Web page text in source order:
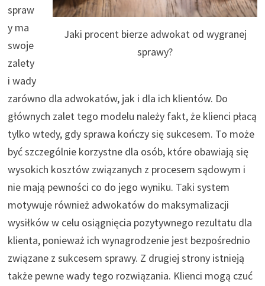
Jaki procent bierze adwokat od wygranej
sprawy?
spraw
y ma
swoje
zalety
i wady
zarówno dla adwokatów, jak i dla ich klientów. Do
głównych zalet tego modelu należy fakt, że klienci płacą
tylko wtedy, gdy sprawa kończy się sukcesem. To może
być szczególnie korzystne dla osób, które obawiają się
wysokich kosztów związanych z procesem sądowym i
nie mają pewności co do jego wyniku. Taki system
motywuje również adwokatów do maksymalizacji
wysiłków w celu osiągnięcia pozytywnego rezultatu dla
klienta, ponieważ ich wynagrodzenie jest bezpośrednio
związane z sukcesem sprawy. Z drugiej strony istnieją
także pewne wady tego rozwiązania. Klienci mogą czuć